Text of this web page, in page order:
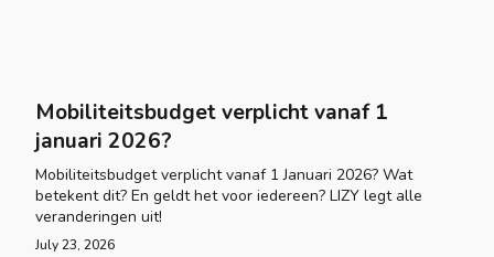
Mobiliteitsbudget verplicht vanaf 1
januari 2026?
Mobiliteitsbudget verplicht vanaf 1 Januari 2026? Wat
betekent dit? En geldt het voor iedereen? LIZY legt alle
veranderingen uit!
July 23, 2026